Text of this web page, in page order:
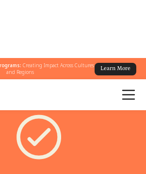
Creating Impact Across Cultures
and Regions
Learn More